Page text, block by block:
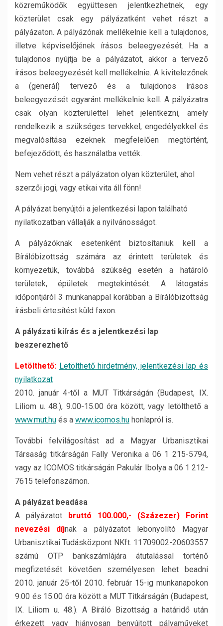
közreműködők együttesen jelentkezhetnek, egy
közterület csak egy pályázatként vehet részt a
pályázaton. A pályázónak mellékelnie kell a tulajdonos,
illetve képviselőjének írásos bele­egye­zé­sét. Ha a
tulajdonos nyújtja be a pályázatot, akkor a tervező
írásos beleegyezését kell mellékelnie. A kivitelezőnek
a (generál) tervező és a tulajdonos írásos
beleegyezését egyaránt mellé­kel­nie kell. A pályázatra
csak olyan közterülettel lehet jelentkezni, amely
rendelkezik a szükséges tervekkel, engedélyekkel és
megvalósítása ezeknek megfelelően megtörtént,
befejeződött, és használatba vették.
Nem vehet részt a pályázaton olyan közterület, ahol
szerzői jogi, vagy etikai vita áll fönn!
A pályázat benyújtói a jelentkezési lapon található
nyilatkozatban vállalják a nyilvánosságot.
A pályázóknak esetenként biztosítaniuk kell a
Bírálóbizottság számára az érintett területek és
környezetük, továbbá szükség esetén a határoló
területek, épületek megtekintését. A látogatás
időpontjáról 3 munkanappal korábban a Bírálóbizottság
írásbeli értesítést küld faxon.
A pályázati kiírás és a jelentkezési lap
beszerezhető
Letölthető: Letölthető hirdetmény, jelentkezési lap és
nyilatkozat
2010. január 4-től a MUT Titkárságán (Budapest, IX.
Liliom u. 48.), 9.00-15.00 óra között, vagy letölthető a
www.mut.hu és a www.icomos.hu honlapról is.
További felvilágosítást ad a Magyar Urbanisztikai
Társaság titkárságán Fally Veronika a 06 1 215-5794,
vagy az ICOMOS titkárságán Pakulár Ibolya a 06 1 212-
7615 telefonszámon.
A pályázat beadása
A pályázatot bruttó 100.000,- (Százezer) Forint
nevezési díjnak a pályázatot lebonyolító Magyar
Urbanisztikai Tudásközpont NKft. 11709002-20603557
számú OTP bankszámlájára átutalással történő
megfizetését követően személyesen lehet beadni
2010. január 25-től 2010. február 15-ig munkanapokon
9.00 és 15.00 óra között a MUT Titkárságán (Budapest,
IX. Liliom u. 48.). A Bíráló Bizottság a határidő után
érkezett vagy hiányosan benyújtott pályaműveket